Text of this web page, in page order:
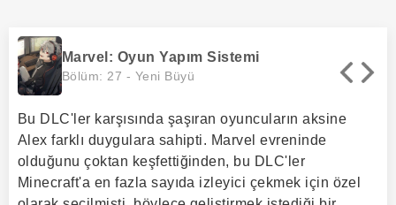
Marvel: Oyun Yapım Sistemi
Bölüm: 27 - Yeni Büyü
Bu DLC'ler karşısında şaşıran oyuncuların aksine
Alex farklı duygulara sahipti. Marvel evreninde
olduğunu çoktan keşfettiğinden, bu DLC'ler
Minecraft'a en fazla sayıda izleyici çekmek için özel